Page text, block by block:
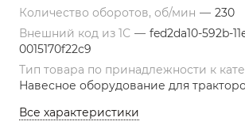
Количество оборотов, об/мин — 230
Внешний код из 1С — fed2da10-592b-
0015170f22c9
Тип товара по принадлежности к
Навесное оборудование для
Все характеристики